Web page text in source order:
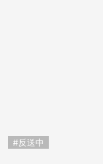
#反送中